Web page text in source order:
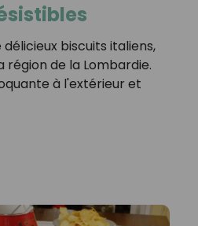
biscuits italiens,
région de la Lombardie.
à l'extérieur et